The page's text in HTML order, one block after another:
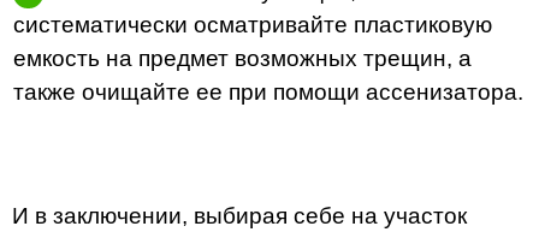
систематически осматривайте пластиковую
емкость на предмет возможных трещин, а
также очищайте ее при помощи ассенизатора.
И в заключении, выбирая себе на участок